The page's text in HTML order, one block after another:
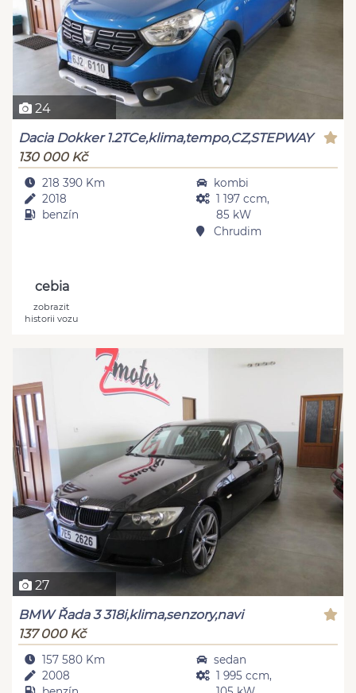
24
Dacia Dokker 1.2TCe,klima,tempo,CZ,STEPWAY
130 000 Kč
218 390 Km
2018
benzín
kombi
1 197 ccm,
85 kW
Chrudim
cebia
zobrazit
historii vozu
27
BMW Řada 3 318i,klima,senzory,navi
137 000 Kč
157 580 Km
2008
sedan
1 995 ccm,